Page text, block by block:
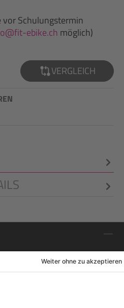
vor Schulungstermin
ebike.ch möglich)
VERGLEICH